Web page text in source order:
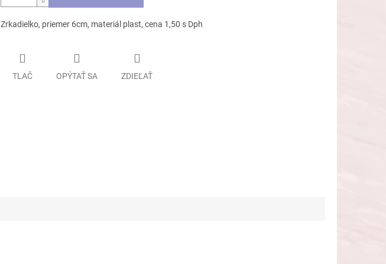
Zrkadielko, priemer 6cm, materiál plast, cena 1,50 s Dph
TLAČ OPÝTAŤ SA ZDIEĽAŤ